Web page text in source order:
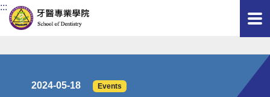
:::
2024-05-18 Events